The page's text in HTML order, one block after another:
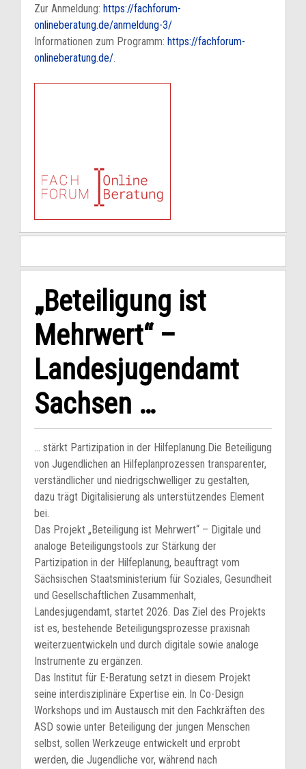
Zur Anmeldung: https://fachforum-
onlineberatung.de/anmeldung-3/
Informationen zum Programm: https://fachforum-
onlineberatung.de/.
„Beteiligung ist
Mehrwert“ –
Landesjugendamt
Sachsen …
… stärkt Partizipation in der Hilfeplanung.Die Beteiligung
von Jugendlichen an Hilfeplanprozessen transparenter,
verständlicher und niedrigschwelliger zu gestalten,
dazu trägt Digitalisierung als unterstützendes Element
bei.
Das Projekt „Beteiligung ist Mehrwert“ – Digitale und
analoge Beteiligungstools zur Stärkung der
Partizipation in der Hilfeplanung, beauftragt vom
Sächsischen Staatsministerium für Soziales, Gesundheit
und Gesellschaftlichen Zusammenhalt,
Landesjugendamt, startet 2026. Das Ziel des Projekts
ist es, bestehende Beteiligungsprozesse praxisnah
weiterzuentwickeln und durch digitale sowie analoge
Instrumente zu ergänzen.
Das Institut für E-Beratung setzt in diesem Projekt
seine interdisziplinäre Expertise ein. In Co-Design
Workshops und im Austausch mit den Fachkräften des
ASD sowie unter Beteiligung der jungen Menschen
selbst, sollen Werkzeuge entwickelt und erprobt
werden, die Jugendliche vor, während nach